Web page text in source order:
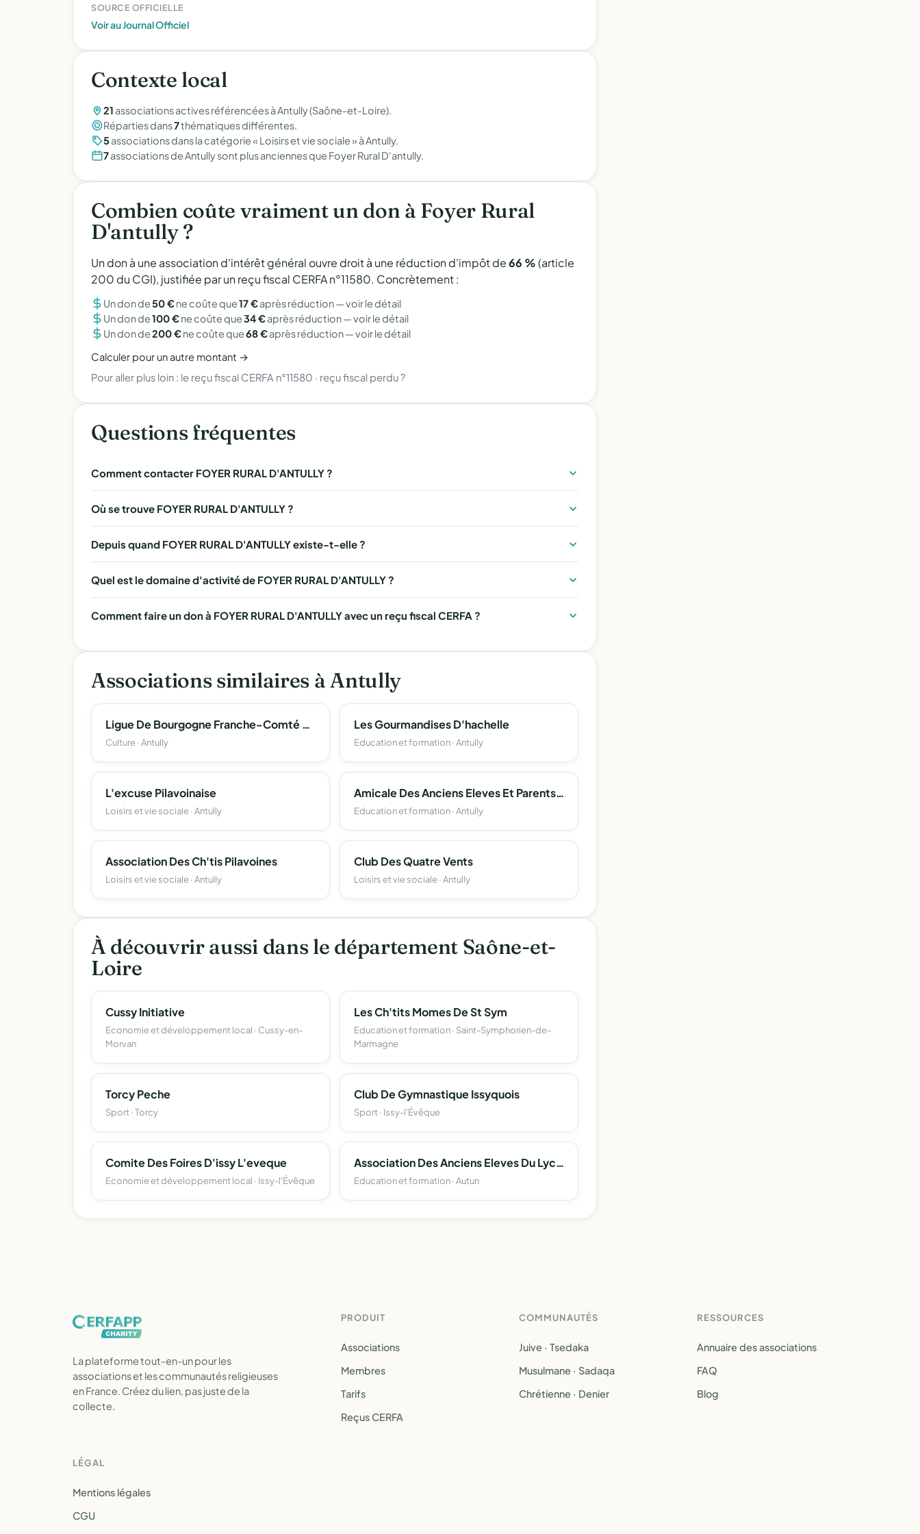
SOURCE OFFICIELLE
Voir au Journal Officiel
Contexte local
21 associations actives référencées à Antully (Saône-et-Loire).
Réparties dans7thématiques différentes.
5associations dans la catégorie « Loisirs et vie sociale » à Antully.
7associations de Antully sont plus anciennes que Foyer Rural D'antully.
Combien coûte vraiment un don à Foyer Rural
D'antully ?
Un don à une association d'intérêt général ouvre droit à une réduction d'impôt de66 %(article
200 du CGI), justifiée par un reçu fiscal CERFA n°11580. Concrètement :
Un don de50 €ne coûte que17 €après réduction —voir le détail
Un don de100 €ne coûte que34 €après réduction —voir le détail
Un don de200 €ne coûte que68 €après réduction —voir le détail
Calculer pour un autre montant →
Pour aller plus loin : le reçu fiscal CERFA n°11580 · reçu fiscal perdu ?
Questions fréquentes
Comment contacter FOYER RURAL D'ANTULLY ?
Où se trouve FOYER RURAL D'ANTULLY ?
Depuis quand FOYER RURAL D'ANTULLY existe-t-elle ?
Quel est le domaine d'activité de FOYER RURAL D'ANTULLY ?
Comment faire un don à FOYER RURAL D'ANTULLY avec un reçu fiscal CERFA ?
Associations similaires à Antully
Ligue De Bourgogne Franche-Comté Des Échecs
Culture · Antully
Les Gourmandises D'hachelle
Education et formation · Antully
L'excuse Pilavoinaise
Loisirs et vie sociale · Antully
Amicale Des Anciens Eleves Et Parents D'eleves Des Ecoles Publiques D'antully
Education et formation · Antully
Association Des Ch'tis Pilavoines
Loisirs et vie sociale · Antully
Club Des Quatre Vents
Loisirs et vie sociale · Antully
À découvrir aussi dans le département Saône-et-
Loire
Cussy Initiative
Economie et développement local · Cussy-en-
Morvan
Les Ch'tits Momes De St Sym
Education et formation · Saint-Symphorien-de-
Marmagne
Torcy Peche
Sport · Torcy
Club De Gymnastique Issyquois
Sport · Issy-l'Évêque
Comite Des Foires D'issy L'eveque
Economie et développement local · Issy-l'Évêque
Association Des Anciens Eleves Du Lycee Bonaparte D'autun
Education et formation · Autun
La plateforme tout-en-un pour les
associations et les communautés religieuses
en France. Créez du lien, pas juste de la
collecte.
PRODUIT
Associations
Membres
Tarifs
Reçus CERFA
COMMUNAUTÉS
Juive · Tsedaka
Musulmane · Sadaqa
Chrétienne · Denier
RESSOURCES
Annuaire des associations
FAQ
Blog
LÉGAL
Mentions légales
CGU